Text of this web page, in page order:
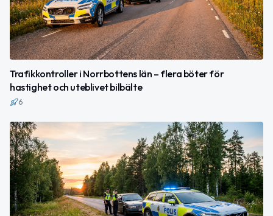
Trafikkontroller i Norrbottens län – flera böter för
hastighet och uteblivet bilbälte
6